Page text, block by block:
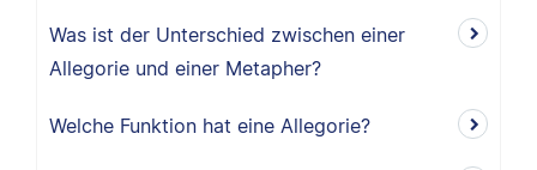
Was ist der Unterschied zwischen einer
Allegorie und einer Metapher?
Welche Funktion hat eine Allegorie?